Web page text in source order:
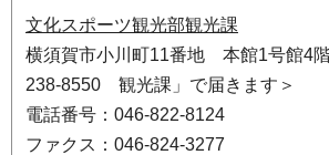
文化スポーツ観光部観光課
横須賀市小川町11番地 本館1号館4階
238-8550 観光課」で届きます＞
電話番号：046-822-8124
ファクス：046-824-3277